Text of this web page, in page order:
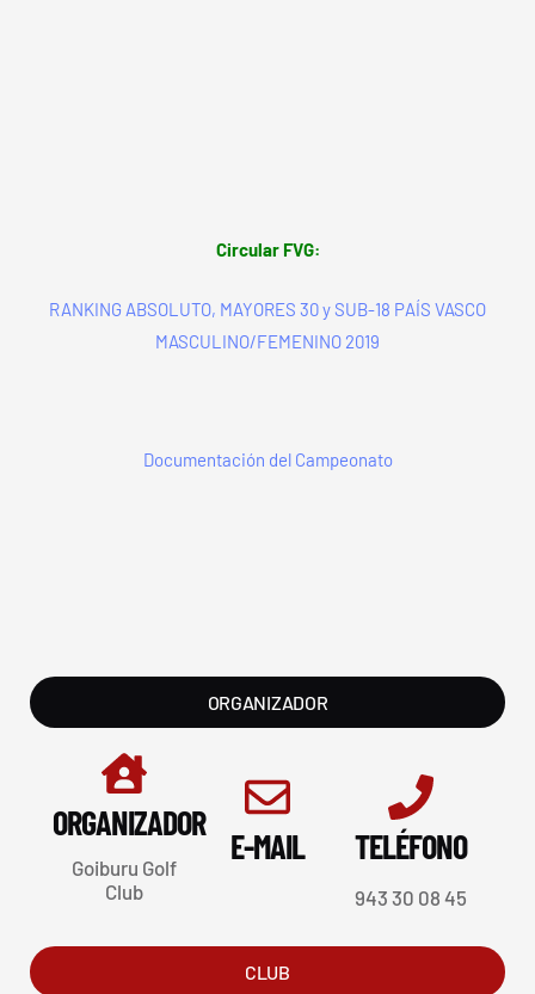
Circular FVG:
RANKING ABSOLUTO, MAYORES 30 y SUB-18 PAÍS VASCO
MASCULINO/FEMENINO 2019
Documentación del Campeonato
ORGANIZADOR
CLUB
ORGANIZADOR
Goiburu Golf
Club
E-MAIL TELÉFONO
943 30 08 45